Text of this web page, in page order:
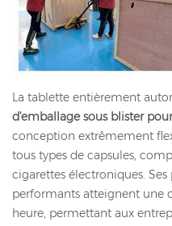
La tablette entièrement
d'emballage sous blister
conception extrêmement
tous types de capsules,
cigarettes électroniques.
performants atteignent une
heure, permettant aux